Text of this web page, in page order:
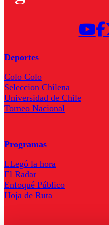
Deportes
Colo Colo
Seleccion Chilena
Universidad de Chile
Torneo Nacional
Programas
LLegó la hora
El Radar
Enfoqué Público
Hoja de Ruta